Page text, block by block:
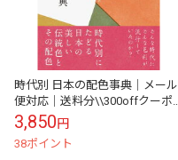
時代別 日本の配色事典｜メール
便対応｜送料分\\300offクーポ
ン対象｜
3,850円
38ポイント